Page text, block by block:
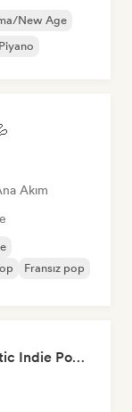
New Age
Akım
Fransız pop
Love on Repeat 💖 Romantic Indie Pop, Neo Soul & Singer-Songwriter